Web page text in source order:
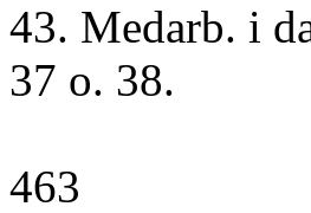
43. Medarb. i
37 o. 38.
463